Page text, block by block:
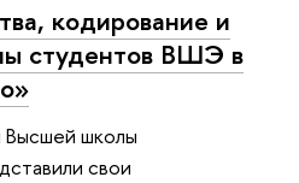
кодирование и
студентов ВШЭ в
школы
свои